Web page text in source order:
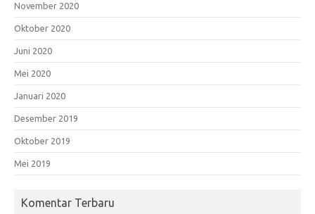
November 2020
Oktober 2020
Juni 2020
Mei 2020
Januari 2020
Desember 2019
Oktober 2019
Mei 2019
Komentar Terbaru